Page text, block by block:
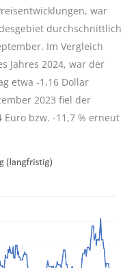
war
durchschnittlich
Im Vergleich
Jahres 2024, war der
etwa -1,16 Dollar
2023 fiel der
Euro bzw. -11,7 % erneut